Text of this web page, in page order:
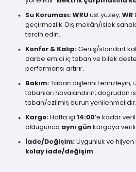
Su Koruması: WRU üst yüzey; WR
geçirmezlik. Dış mekân/ıslak
tercih edin.
Konfor & Kalıp: Geniş/standart
darbe emici iç taban ve bilek
performansı artırır.
Bakım: Taban dişlerini temizleyin;
tabanları havalandırın; doğrudan
taban/ezilmiş burun yenilenmelidir.
Kargo: Hafta içi 14:00’e kadar
olduğunca aynı gün kargoya
İade/Değişim: Uygunluk ve hijyen
kolay iade/değişim